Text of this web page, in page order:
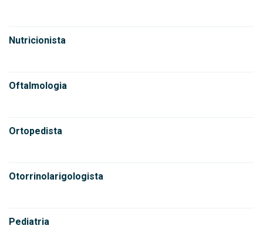
Nutricionista
Oftalmologia
Ortopedista
Otorrinolarigologista
Pediatria